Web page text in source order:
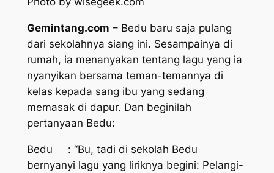
Gemintang.com – Bedu baru saja pulang
dari sekolahnya siang ini. Sesampainya di
rumah, ia menanyakan tentang lagu yang ia
nyanyikan bersama teman-temannya di
kelas kepada sang ibu yang sedang
memasak di dapur. Dan beginilah
pertanyaan Bedu:
Bedu : “Bu, tadi di sekolah Bedu
bernyanyi lagu yang liriknya begini: Pelangi-